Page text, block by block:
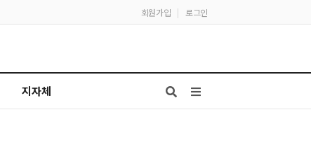
회원가입 | 로그인
지자체